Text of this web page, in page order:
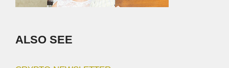
ALSO SEE